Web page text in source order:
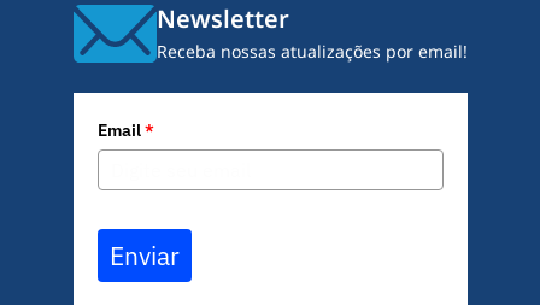
Newsletter
Receba nossas atualizações por email!
Email*
Enviar